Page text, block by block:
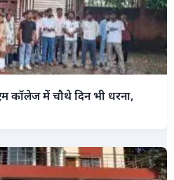
कॉलेज में चौथे दिन भी धरना,